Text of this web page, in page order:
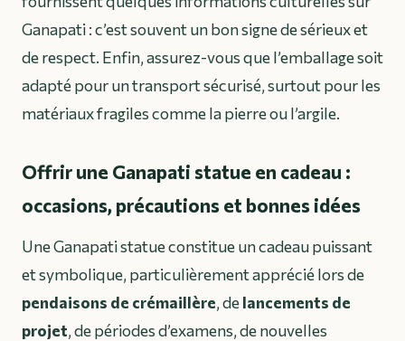
Ganapati : c’est souvent un bon signe de sérieux et
de respect. Enfin, assurez-vous que l’emballage soit
adapté pour un transport sécurisé, surtout pour les
matériaux fragiles comme la pierre ou l’argile.
Offrir une Ganapati statue en cadeau :
occasions, précautions et bonnes idées
Une Ganapati statue constitue un cadeau puissant
et symbolique, particulièrement apprécié lors de
pendaisons de crémaillère, delancements de
projet, de périodes d’examens, de nouvelles